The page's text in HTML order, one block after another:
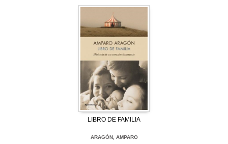
LIBRO DE FAMILIA
ARAGÓN, AMPARO